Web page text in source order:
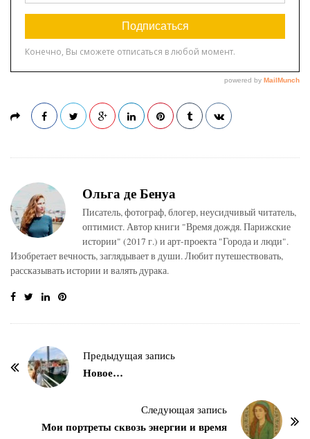
Ольга де Бенуа
Писатель, фотограф, блогер, неусидчивый читатель,
оптимист. Автор книги "Время дождя. Парижские
истории" (2017 г.) и арт-проекта "Города и люди".
Изобретает вечность, заглядывает в души. Любит путешествовать,
рассказывать истории и валять дурака.
Предыдущая запись
Новое…
Следующая запись
Мои портреты сквозь энергии и время